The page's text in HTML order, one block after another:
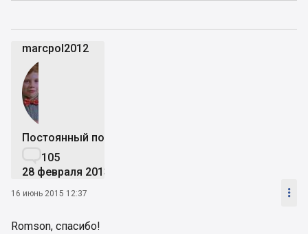
marcpol2012
Постоянный пользователь
105
28 февраля 2013
16 июнь 2015 12:37 
Romson, спасибо!